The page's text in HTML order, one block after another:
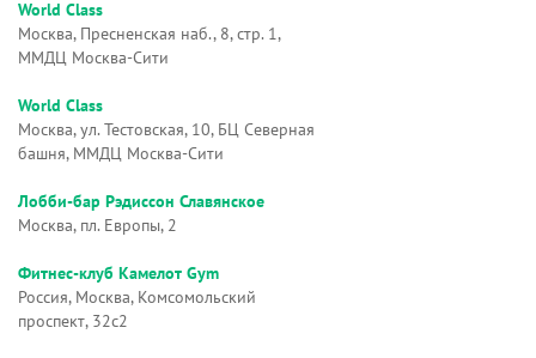
World Class
Москва, Пресненская наб., 8, стр. 1,
ММДЦ Москва-Сити
World Class
Москва, ул. Тестовская, 10, БЦ Северная
башня, ММДЦ Москва-Сити
Лобби-бар Рэдиссон Славянское
Москва, пл. Европы, 2
Фитнес-клуб Камелот Gym
Россия, Москва, Комсомольский
проспект, 32с2